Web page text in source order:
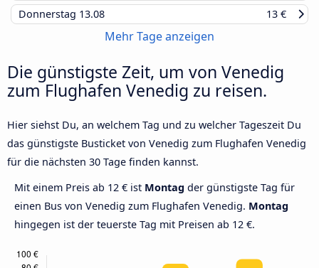
Donnerstag 13.08 13 €
Mehr Tage anzeigen
Die günstigste Zeit, um von Venedig
zum Flughafen Venedig zu reisen.
Hier siehst Du, an welchem Tag und zu welcher Tageszeit Du
das günstigste Busticket von Venedig zum Flughafen Venedig
für die nächsten 30 Tage finden kannst.
Mit einem Preis ab 12 € ist Montag der günstigste Tag für
einen Bus von Venedig zum Flughafen Venedig. Montag
hingegen ist der teuerste Tag mit Preisen ab 12 €.